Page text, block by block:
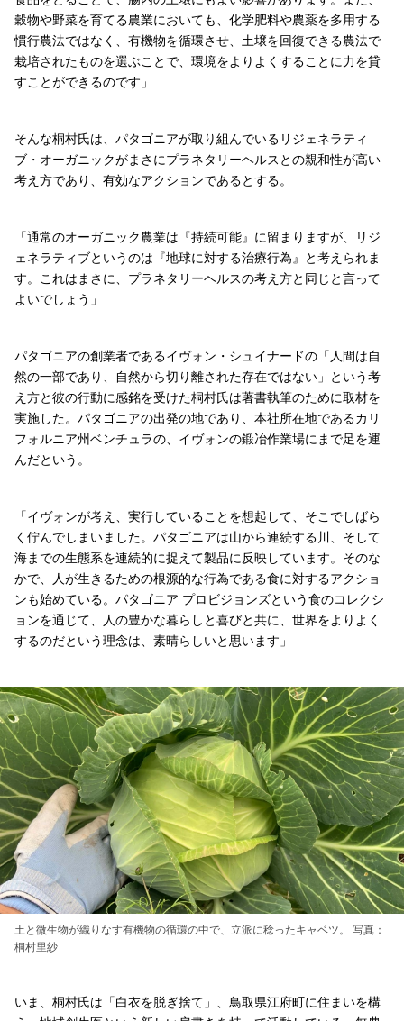
穀物や野菜を育てる農業においても、化学肥料や農薬を多用する
慣行農法ではなく、有機物を循環させ、土壌を回復できる農法で
栽培されたものを選ぶことで、環境をよりよくすることに力を貸
すことができるのです」
そんな桐村氏は、パタゴニアが取り組んでいるリジェネラティ
ブ・オーガニックがまさにプラネタリーヘルスとの親和性が高い
考え方であり、有効なアクションであるとする。
「通常のオーガニック農業は『持続可能』に留まりますが、リジ
ェネラティブというのは『地球に対する治療行為』と考えられま
す。これはまさに、プラネタリーヘルスの考え方と同じと言って
よいでしょう」
パタゴニアの創業者であるイヴォン・シュイナードの「人間は自
然の一部であり、自然から切り離された存在ではない」という考
え方と彼の行動に感銘を受けた桐村氏は著書執筆のために取材を
実施した。パタゴニアの出発の地であり、本社所在地であるカリ
フォルニア州ベンチュラの、イヴォンの鍛冶作業場にまで足を運
んだという。
「イヴォンが考え、実行していることを想起して、そこでしばら
く佇んでしまいました。パタゴニアは山から連続する川、そして
海までの生態系を連続的に捉えて製品に反映しています。そのな
かで、人が生きるための根源的な行為である食に対するアクショ
ンも始めている。パタゴニア プロビジョンズという食のコレクシ
ョンを通じて、人の豊かな暮らしと喜びと共に、世界をよりよく
するのだという理念は、素晴らしいと思います」
土と微生物が織りなす有機物の循環の中で、立派に稔ったキャベツ。 写真：
桐村里紗
いま、桐村氏は「白衣を脱ぎ捨て」、鳥取県江府町に住まいを構